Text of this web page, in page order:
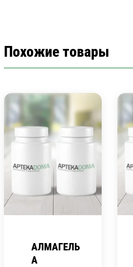
Похожие товары
АЛМАГЕЛЬ
A